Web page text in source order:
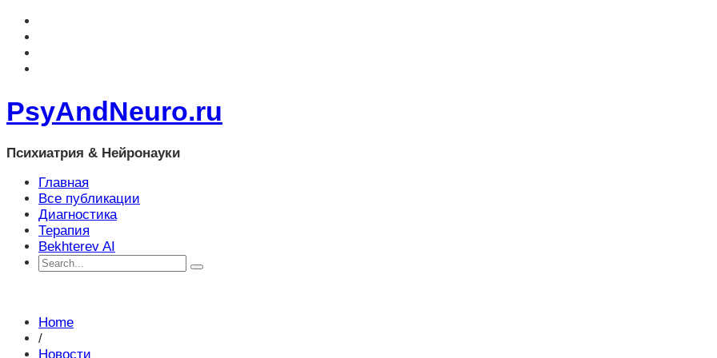
PsyAndNeuro.ru
Психиатрия & Нейронауки
Главная
Все публикации
Диагностика
Терапия
Bekhterev AI
Home
/
Новости